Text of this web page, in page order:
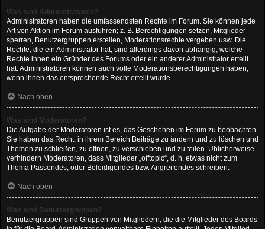
Was sind Administratoren?
Administratoren haben die umfassendsten Rechte im Forum. Sie können jede
Art von Aktion im Forum ausführen; z. B. Berechtigungen setzen, Mitglieder
sperren, Benutzergruppen erstellen, Moderationsrechte vergeben usw. Die
Rechte, die ein Administrator hat, sind allerdings davon abhängig, welche
Rechte ihnen ein Gründer des Forums oder ein anderer Administrator erteilt
hat. Administratoren können auch volle Moderationsberechtigungen haben,
wenn ihnen das entsprechende Recht erteilt wurde.
Nach oben
Was sind Moderatoren?
Die Aufgabe der Moderatoren ist es, das Geschehen im Forum zu beobachten.
Sie haben das Recht, in ihrem Bereich Beiträge zu ändern und zu löschen und
Themen zu schließen, zu öffnen, zu verschieben und zu teilen. Üblicherweise
verhindern Moderatoren, dass Mitglieder „offtopic“, d. h. etwas nicht zum
Thema Passendes, oder Beleidigendes bzw. Angreifendes schreiben.
Nach oben
Was sind Benutzergruppen?
Benutzergruppen sind Gruppen von Mitgliedern, die die Mitglieder des Boards